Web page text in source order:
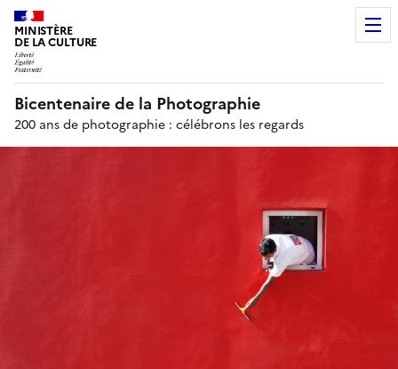
MINISTÈRE
DE LA CULTURE
Bicentenaire de la Photographie
200 ans de photographie : célébrons les regards